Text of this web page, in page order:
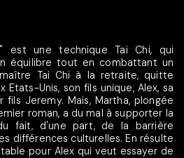
est une technique Tai Chi, qui
équilibre tout en combattant un
Tai Chi à la retraite, quitte
Etats-Unis, son fils unique, Alex, sa
Jeremy. Mais, Martha, plongée
roman, a du mal à supporter la
fait, d'une part, de la barrière
différences culturelles. En résulte
pour Alex qui veut essayer de